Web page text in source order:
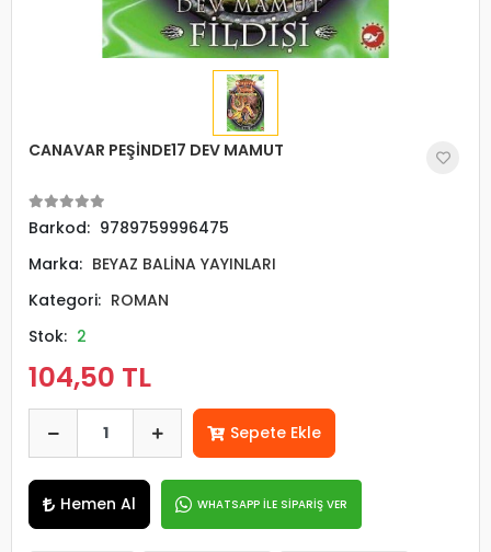
CANAVAR PEŞİNDE17 DEV MAMUT
Barkod: 9789759996475
Marka: BEYAZ BALİNA YAYINLARI
Kategori: ROMAN
Stok: 2
104,50 TL
Sepete Ekle
Hemen Al WHATSAPP İLE SİPARİŞ VER